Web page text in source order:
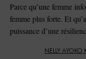
Parce qu’une femme
femme plus forte. Et
puissance d’une
NELLY AYOKO